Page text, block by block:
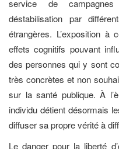
service de
déstabilisation par
étrangères. L’exposition
effets cognitifs pouvant
des personnes qui y sont
très concrètes et non
sur la santé publique. À
individu détient désormais
diffuser sa propre vérité à
Le danger pour la liberté